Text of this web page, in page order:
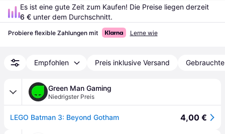
6 € unter dem Durchschnitt.
Probiere flexible Zahlungen mit Lerne wie
Empfohlen Preis inklusive Versand
Green Man Gaming
Niedrigster Preis
LEGO Batman 3: Beyond Gotham 4,00 €